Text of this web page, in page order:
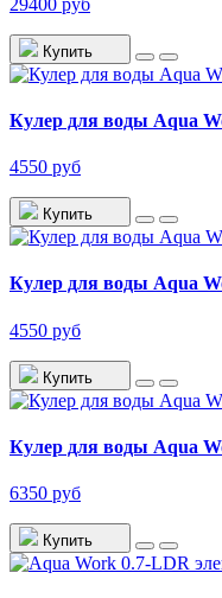
Купить
Кулер для воды Aqua
4550 руб
Купить
Кулер для воды Aqua
4550 руб
Купить
Кулер для воды Aqua
6350 руб
Купить